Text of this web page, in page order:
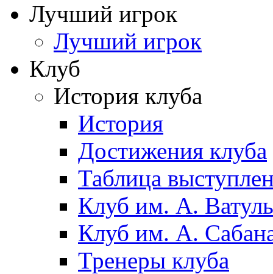
Лучший игрок
Лучший игрок
Клуб
История клуба
История
Достижения клуба
Таблица
Клуб им. А.
Клуб им. А.
Тренеры клуба